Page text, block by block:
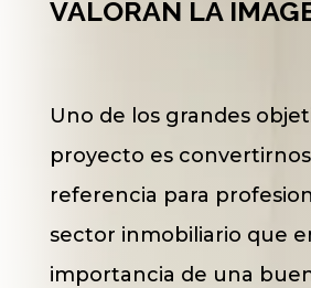
VALORAN LA
Uno de los grandes
proyecto es
referencia para
sector inmobiliario que
importancia de una